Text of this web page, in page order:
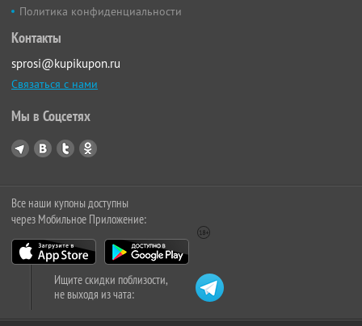
Политика конфиденциальности
Контакты
sprosi@kupikupon.ru
Связаться с нами
Мы в Соцсетях
Все наши купоны доступны
через Мобильное Приложение:
Ищите скидки поблизости,
не выходя из чата: